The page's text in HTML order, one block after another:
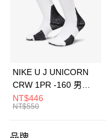
合作金庫商業銀行
華南商業銀行
上海商業儲蓄銀行
元大商業銀行
Apple Pay
全盈+PAY
AFTEE先享後付
NIKE U J UNICORN
CRW 1PR -160 男女
中統襪 FZ3393100
NT$446
NT$550